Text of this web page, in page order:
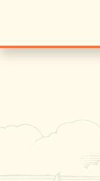
Пирожные
Торты